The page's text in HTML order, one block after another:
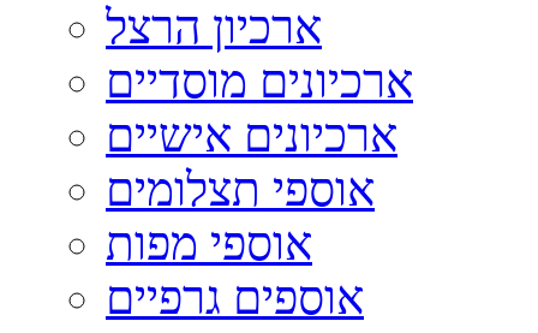
ארכיון הרצל
ארכיונים מוסדיים
ארכיונים אישיים
אוספי תצלומים
אוספי מפות
אוספים גרפיים